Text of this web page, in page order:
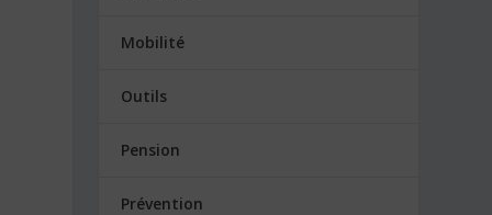
Mobilité
Outils
Pension
Prévention